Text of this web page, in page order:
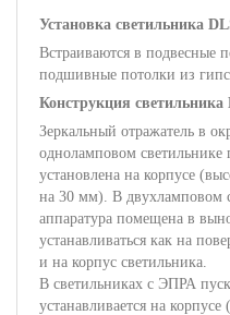
Установка светильника
Встраиваются в подвесные
подшивные потолки из
Конструкция светильника
Зеркальный отражатель в
одноламповом светильнике
установлена на корпусе
на 30 мм). В двухламповом
аппаратура помещена в
устанавливаться как на
и на корпус светильника.
В светильниках с ЭПРА
устанавливается на корпусе